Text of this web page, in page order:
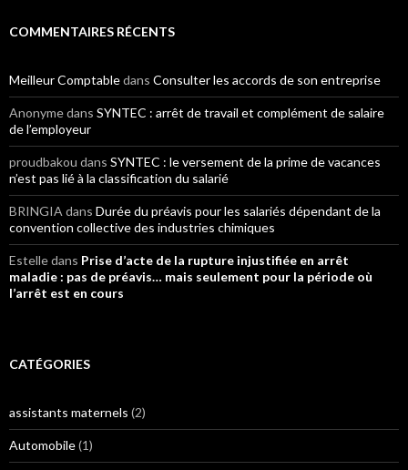
COMMENTAIRES RÉCENTS
Meilleur Comptabledans Consulter les accords de son entreprise
Anonymedans SYNTEC : arrêt de travail et complément de salaire
de l’employeur
proudbakou dans SYNTEC : le versement de la prime de vacances
n’est pas lié à la classification du salarié
BRINGIA dans Durée du préavis pour les salariés dépendant de la
convention collective des industries chimiques
Estelledans Prise d’acte de la rupture injustifiée en arrêt
maladie : pas de préavis… mais seulement pour la période où
l’arrêt est en cours
CATÉGORIES
assistants maternels (2)
Automobile(1)